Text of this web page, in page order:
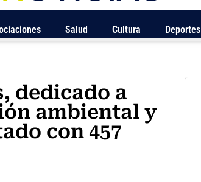
Salud Cultura Deportes
dedicado a
ambiental y
con 457